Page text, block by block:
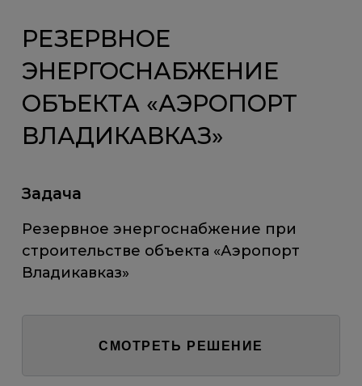
РЕЗЕРВНОЕ
ЭНЕРГОСНАБЖЕНИЕ
ОБЪЕКТА «АЭРОПОРТ
ВЛАДИКАВКАЗ»
Задача
Резервное энергоснабжение при
строительстве объекта «Аэропорт
Владикавказ»
СМОТРЕТЬ РЕШЕНИЕ